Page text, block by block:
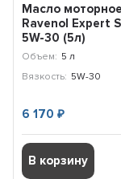
Масло моторное
Ravenol Expert
5W-30 (5л)
112110400501999
Объем: 5 л
Вязкость: 5W-30
6 170₽
В корзину